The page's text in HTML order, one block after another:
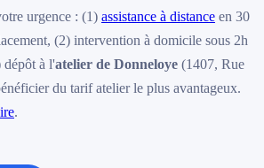
urgence : (1) assistance à distance en 30
(2) intervention à domicile sous 2h
dépôt à l'atelier de Donneloye (1407, Rue
du tarif atelier le plus avantageux.
.